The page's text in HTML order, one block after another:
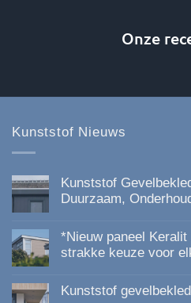
Onze
Kunststof Nieuws
Kunststof
Duurzaam,
op
Kunststof
Gevelbekleding
Duurzaam,
*Nieuw paneel
strakke keuze voor
op
Kunststof